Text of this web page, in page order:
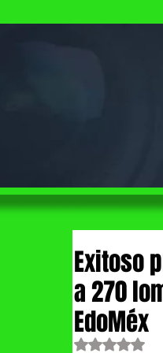
Exitoso
a 270
EdoMéx
Obtuvo